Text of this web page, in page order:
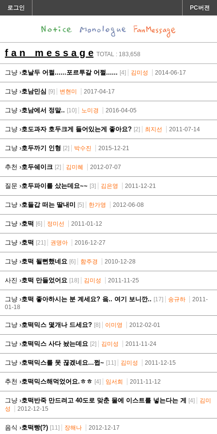
로그인 PC버젼
f a n m e s s a g e TOTAL : 183,658
그냥 ›호날두 어쩔......포르투갈 어쩔...... [4] 김미성 2014-06-17
그냥 ›호남민심 [9] 변현미 2017-04-17
그냥 ›호남에서 정말.. [10] 노미경 2016-04-05
그냥 ›호도과자 호두크게 들어있는게 좋아요? [2] 최지선 2011-07-14
그냥 ›호두까기 인형 [2] 박수진 2015-12-21
추천 ›호두쉐이크 [2] 김미혜 2012-07-07
질문 ›호두파이를 샀는데요~~ [3] 김은영 2011-12-21
그냥 ›호들갑 떠는 딸내미 [5] 한가영 2012-06-08
그냥 ›호떡 [6] 정미선 2011-01-12
그냥 ›호떡 [21] 권명아 2016-12-27
그냥 ›호떡 될뻔했네요 [6] 함주경 2010-12-28
사진 ›호떡 만들었어요 [18] 김미성 2011-11-25
그냥 ›호떡 좋아하시는 분 계세요? 읔.. 여기 보니깐.. [17] 송규하
2011-
01-18
그냥 ›호떡믹스 몇개나 드세요? [8] 이미영 2012-02-01
그냥 ›호떡믹스 사다 놨는데요 [2] 김미성 2011-11-24
그냥 ›호떡믹스를 못 끊겠네요...쩝~ [11] 김미성 2011-12-15
추천 ›호떡믹스해먹었어요.ㅎㅎ [4] 임서희 2011-11-12
그냥 ›호떡반죽 만드려고 40도로 맞춘 물에 이스트를 넣는다는 게 [4]
김미
성
2012-12-15
음식 ›호떡빵(?) [11] 장해나 2012-12-17